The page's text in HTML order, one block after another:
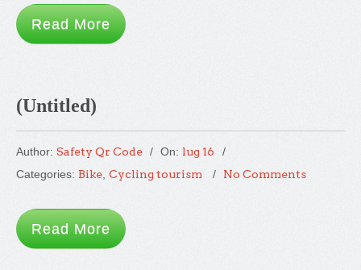
Read More
(Untitled)
Author: Safety Qr Code On: lug 16
Categories: Bike Cycling tourism No Comments
Read More